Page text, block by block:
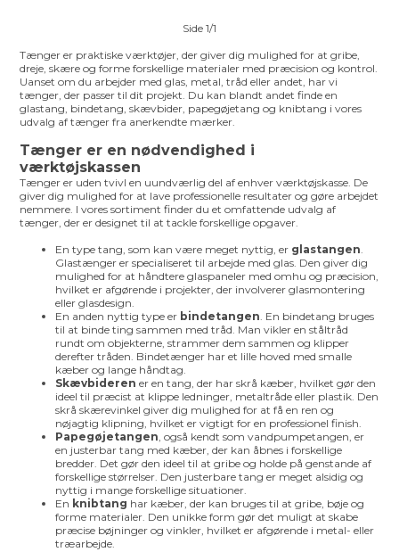
Side 1/1
Tænger er praktiske værktøjer, der giver dig mulighed for at gribe,
dreje, skære og forme forskellige materialer med præcision og kontrol.
Uanset om du arbejder med glas, metal, tråd eller andet, har vi
tænger, der passer til dit projekt. Du kan blandt andet finde en
glastang, bindetang, skævbider, papegøjetang og knibtang i vores
udvalg af tænger fra anerkendte mærker.
Tænger er en nødvendighed i
værktøjskassen
Tænger er uden tvivl en uundværlig del af enhver værktøjskasse. De
giver dig mulighed for at lave professionelle resultater og gøre arbejdet
nemmere. I vores sortiment finder du et omfattende udvalg af
tænger, der er designet til at tackle forskellige opgaver.
En type tang, som kan være meget nyttig, er glastangen.
Glastænger er specialiseret til arbejde med glas. Den giver dig
mulighed for at håndtere glaspaneler med omhu og præcision,
hvilket er afgørende i projekter, der involverer glasmontering
eller glasdesign.
En anden nyttig type er bindetangen. En bindetang bruges
til at binde ting sammen med tråd. Man vikler en ståltråd
rundt om objekterne, strammer dem sammen og klipper
derefter tråden. Bindetænger har et lille hoved med smalle
kæber og lange håndtag.
Skævbiderener en tang, der har skrå kæber, hvilket gør den
ideel til præcist at klippe ledninger, metaltråde eller plastik. Den
skrå skærevinkel giver dig mulighed for at få en ren og
nøjagtig klipning, hvilket er vigtigt for en professionel finish.
Papegøjetangen, også kendt som vandpumpetangen, er
en justerbar tang med kæber, der kan åbnes i forskellige
bredder. Det gør den ideel til at gribe og holde på genstande af
forskellige størrelser. Den justerbare tang er meget alsidig og
nyttig i mange forskellige situationer.
En knibtang har kæber, der kan bruges til at gribe, bøje og
forme materialer. Den unikke form gør det muligt at skabe
præcise bøjninger og vinkler, hvilket er afgørende i metal- eller
træarbejde.